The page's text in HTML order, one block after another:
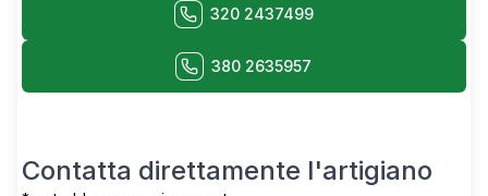
320 2437499
380 2635957
Contatta direttamente l'artigiano